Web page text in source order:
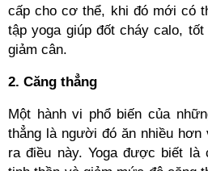
cấp cho cơ thể, khi đó mới có
tập yoga giúp đốt cháy calo,
giảm cân.
2. Căng thẳng
Một hành vi phổ biến của
thẳng là người đó ăn nhiều hơn
ra điều này. Yoga được biết là